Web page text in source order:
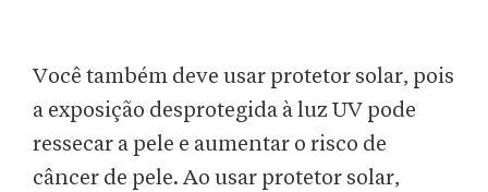
Você também deve usar protetor solar, pois
a exposição desprotegida à luz UV pode
ressecar a pele e aumentar o risco de
câncer de pele. Ao usar protetor solar,